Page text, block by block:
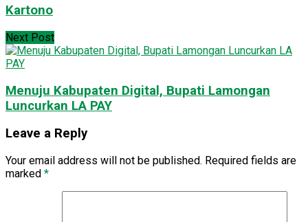
Kartono
Next Post
Menuju Kabupaten Digital, Bupati Lamongan
Luncurkan LA PAY
Leave a Reply
Your email address will not be published. Required fields are
marked *